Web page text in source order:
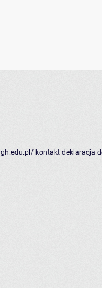
kontakt deklaracja